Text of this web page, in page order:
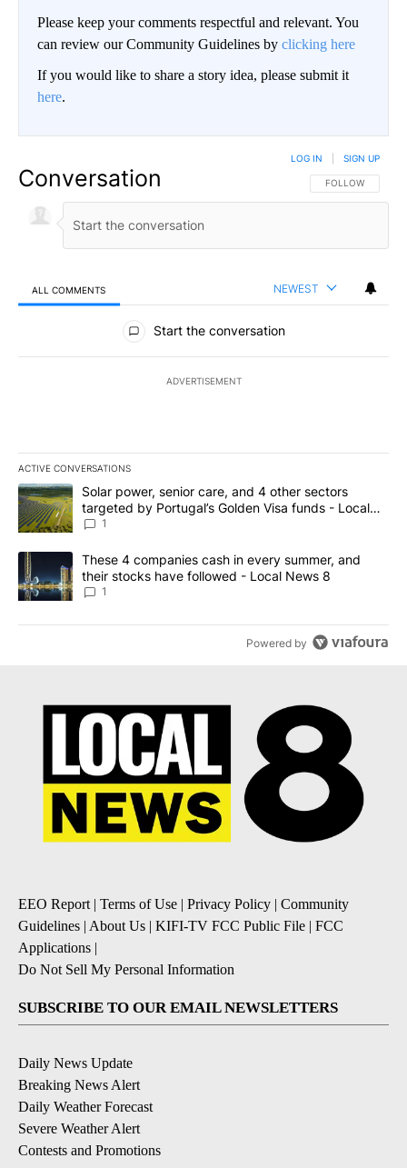
Please keep your comments respectful and relevant. You
can review our Community Guidelines by clicking here
If you would like to share a story idea, please submit it
here.
Conversation FOLLOW THIS
FOLLOW
LOG IN SIGN UP
ALL COMMENTS NEWEST
All Comments
Start the conversation
ADVERTISEMENT
ACTIVE CONVERSATIONS
The following is a list of the most commented articles in the last
A trending article titled "Solar power, senior care, and 4 other
Solar power, senior care, and 4 other sectors
targeted by Portugal’s Golden Visa funds - Local
News 8
1
A trending article titled "These 4 companies cash in every
These 4 companies cash in every summer, and
their stocks have followed - Local News 8
1
Powered by
EEO Report | Terms of Use | Privacy Policy | Community
Guidelines | About Us | KIFI-TV FCC Public File | FCC
Applications |
Do Not Sell My Personal Information
SUBSCRIBE TO OUR EMAIL NEWSLETTERS
Daily News Update
Breaking News Alert
Daily Weather Forecast
Severe Weather Alert
Contests and Promotions